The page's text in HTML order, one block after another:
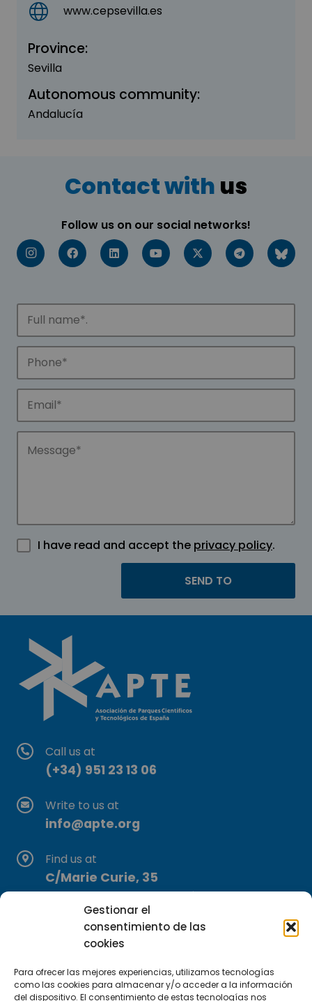
Gestionar el
consentimiento de las
cookies
Para ofrecer las mejores experiencias, utilizamos tecnologías
como las cookies para almacenar y/o acceder a la información
del dispositivo. El consentimiento de estas tecnologías nos
www.cepsevilla.es
Province:
Sevilla
Autonomous community:
Andalucía
Contact with us
Follow us on our social networks!
I have read and accept the privacy policy.
Call us at
(+34) 951 23 13 06
Write to us at
info@apte.org
Find us at
C/Marie Curie, 35
29590 Campanillas, Málaga